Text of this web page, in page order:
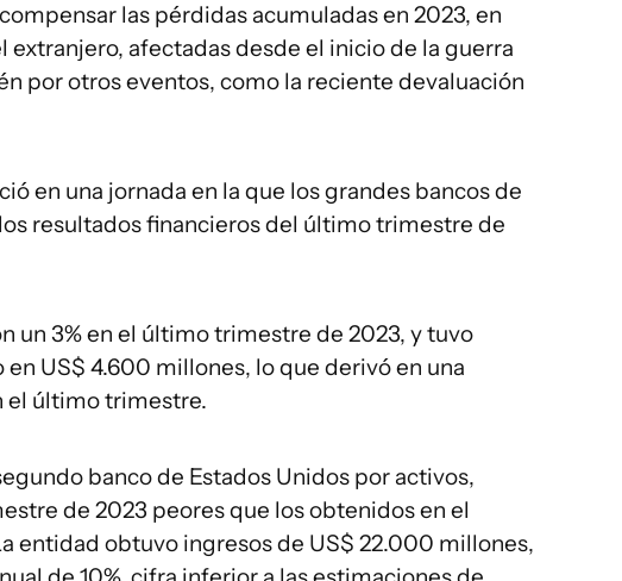
las pérdidas acumuladas en 2023, en
extranjero, afectadas desde el inicio de la guerra
por otros eventos, como la reciente devaluación
en una jornada en la que los grandes bancos de
resultados financieros del último trimestre de
un 3% en el último trimestre de 2023, y tuvo
US$ 4.600 millones, lo que derivó en una
el último trimestre.
banco de Estados Unidos por activos,
de 2023 peores que los obtenidos en el
entidad obtuvo ingresos de US$ 22.000 millones,